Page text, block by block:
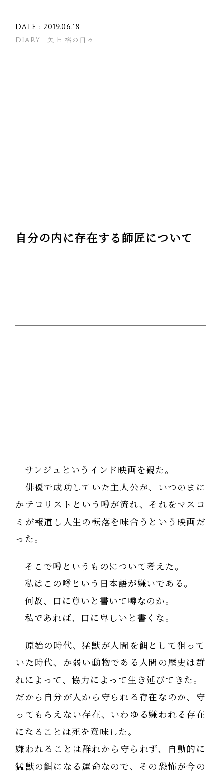
DATE : 2019.06.18
DIARY｜矢上 裕の日々
自分の内に存在する師匠について
サンジュというインド映画を観た。
俳優で成功していた主人公が、いつのまに
かテロリストという噂が流れ、それをマスコ
ミが報道し人生の転落を味合うという映画だ
った。
そこで噂というものについて考えた。
私はこの噂という日本語が嫌いである。
何故、口に尊いと書いて噂なのか。
私であれば、口に卑しいと書くな。
原始の時代、猛獣が人間を餌として狙って
いた時代、か弱い動物である人間の歴史は群
れによって、協力によって生き延びてきた。
だから自分が人から守られる存在なのか、守
ってもらえない存在、いわゆる嫌われる存在
になることは死を意味した。
嫌われることは群れから守られず、自動的に
猛獣の餌になる運命なので、その恐怖が今の